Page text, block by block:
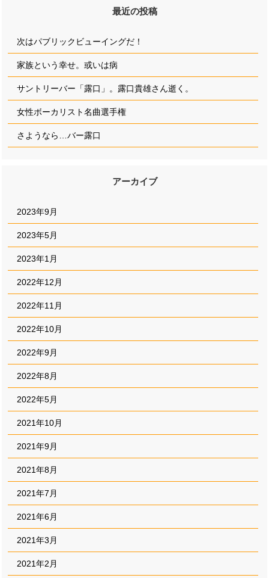
最近の投稿
次はパブリックビューイングだ！
家族という幸せ。或いは病
サントリーバー「露口」。露口貴雄さん逝く。
女性ボーカリスト名曲選手権
さようなら…バー露口
アーカイブ
2023年9月
2023年5月
2023年1月
2022年12月
2022年11月
2022年10月
2022年9月
2022年8月
2022年5月
2021年10月
2021年9月
2021年8月
2021年7月
2021年6月
2021年3月
2021年2月